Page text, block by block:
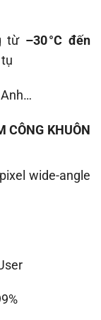
từ –30 °C đến
CÔNG KHUÔN
wide-angle